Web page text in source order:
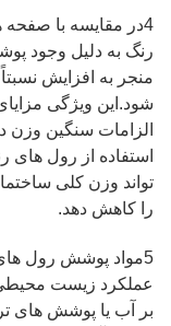
4در مقایسه با
رنگ به دلیل وجود
منجر به افزایش
شود.این ویژگی
الزامات سنگین وزن
استفاده از رول های
تواند وزن کلی
را کاهش دهد.
5مواد پوشش رول
عملکرد زیست محیطی